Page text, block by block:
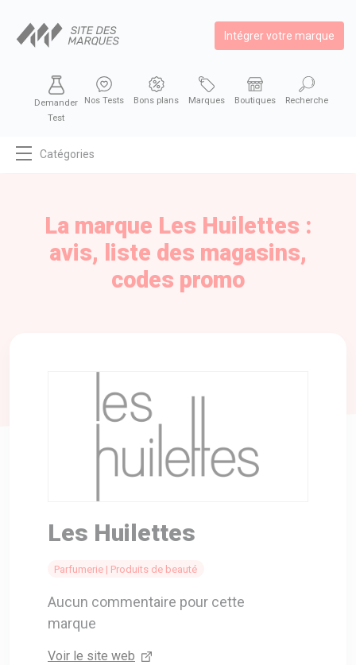
Intégrer votre marque
Demander
Test
Nos Tests Bons plans Marques Boutiques Recherche
Catégories
SE DIVERTIR
A VOTRE SERVICE
BIO & ENVIRONNEMENT
ENTREPRISE
ANIMAUX
La marque Les Huilettes :
avis, liste des magasins,
codes promo
Les Huilettes
Parfumerie | Produits de beauté
Aucun commentaire pour cette
marque
Voir le site web